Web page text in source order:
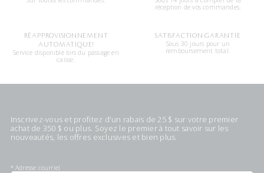
réception de vos commandes.
RÉAPPROVISIONNEMENT
AUTOMATIQUE!
Service disponible lors du passage en
caisse.
SATISFACTION GARANTIE
Sous 30 jours pour un
remboursement total.
Inscrivez-vous et profitez d'un rabais de 25 $ sur votre premier
achat de 350 $ ou plus. Soyez le premier à tout savoir sur les
nouveautés, les offres exclusives et bien plus.
* Adresse courriel